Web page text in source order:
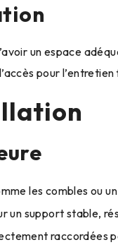
un espace
pour
les combles ou
un support stable,
raccordées